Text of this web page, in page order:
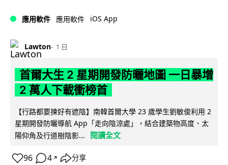
應用軟件 應用軟件 iOS App
Lawton 1 日
首爾大生 2 星期開發防曬地圖 一日暴增
2 萬人下載衝榜首
【行路都要揀好有遮陰】南韓首爾大學 23 歲學生劉敏俊利用 2
星期開發防曬導航 App「走向陰涼處」，結合建築物高度、太
陽仰角及行道樹陰影...
閱讀全文
96 4 ↗ 分享